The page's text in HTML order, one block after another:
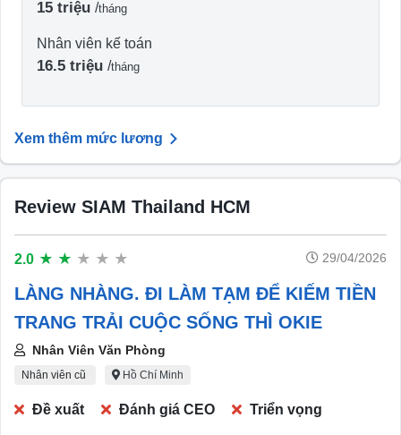
15 triệu /tháng
Nhân viên kế toán
16.5 triệu /tháng
Xem thêm mức lương
Review SIAM Thailand HCM
2.0 ★ ★ ★ ★ ★ 29/04/2026
LÀNG NHÀNG. ĐI LÀM TẠM ĐỂ KIẾM TIỀN
TRANG TRẢI CUỘC SỐNG THÌ OKIE
Nhân Viên Văn Phòng
Nhân viên cũ Hồ Chí Minh
Đề xuất Đánh giá CEO Triển vọng